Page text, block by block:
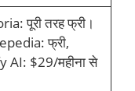
पूरी तरह फ्री।
फ्री,
AI: $29/महीना से